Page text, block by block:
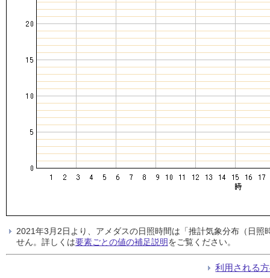
2021年3月2日より、アメダスの日照時間は「推計気象分布（日
せん。詳しくは要素ごとの値の補足説明をご覧ください。
利用される